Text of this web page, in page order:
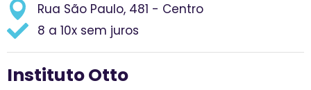
Rua São Paulo, 481 - Centro
8 a 10x sem juros
Instituto Otto